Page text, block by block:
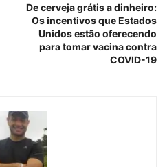
De cerveja grátis a dinheiro:
Os incentivos que Estados
Unidos estão oferecendo
para tomar vacina contra
COVID-19